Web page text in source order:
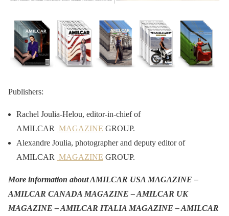
Publishers:
Rachel Joulia-Helou, editor-in-chief of
AMILCAR MAGAZINE GROUP.
Alexandre Joulia, photographer and deputy editor of
AMILCAR MAGAZINE GROUP.
More information about AMILCAR USA MAGAZINE –
AMILCAR CANADA MAGAZINE – AMILCAR UK
MAGAZINE – AMILCAR ITALIA MAGAZINE – AMILCAR